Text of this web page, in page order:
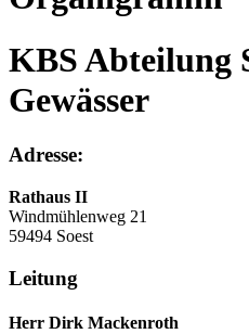
KBS Abteilung
Gewässer
Adresse:
Rathaus II
Windmühlenweg 21
59494 Soest
Leitung
Herr Dirk Mackenroth